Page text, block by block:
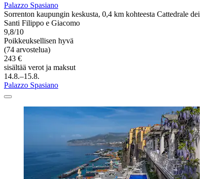
Palazzo Spasiano
Sorrenton kaupungin keskusta, 0,4 km kohteesta Cattedrale dei
Santi Filippo e Giacomo
9,8/10
Poikkeuksellisen hyvä
(74 arvostelua)
243 €
sisältää verot ja maksut
14.8.–15.8.
Palazzo Spasiano